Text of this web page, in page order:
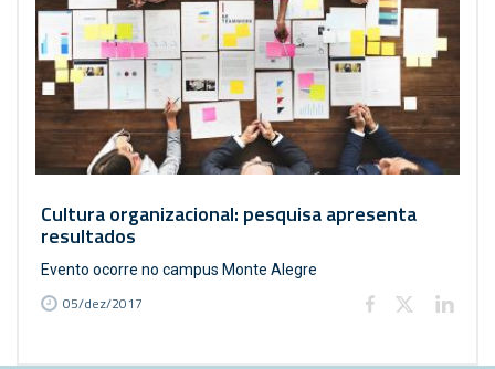
Cultura organizacional: pesquisa apresenta
resultados
Evento ocorre no campus Monte Alegre
05/dez/2017